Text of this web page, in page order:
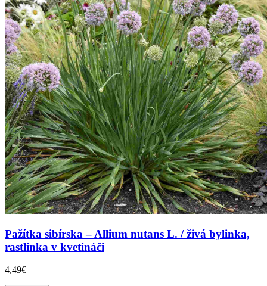
Pažítka sibírska – Allium nutans L. / živá bylinka,
rastlinka v kvetináči
4,49€